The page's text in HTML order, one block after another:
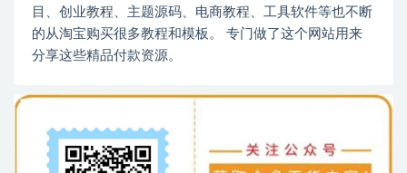
目、创业教程、主题源码、电商教程、工具软件等也不断
的从淘宝购买很多教程和模板。 专门做了这个网站用来
分享这些精品付款资源。